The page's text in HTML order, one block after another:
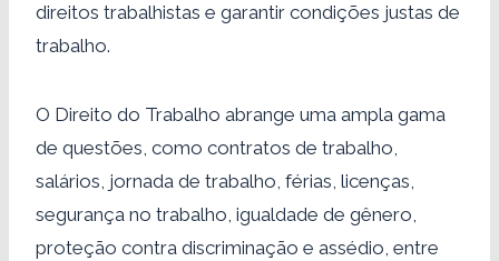
direitos trabalhistas e garantir condições justas de
trabalho.
O Direito do Trabalho abrange uma ampla gama
de questões, como contratos de trabalho,
salários, jornada de trabalho, férias, licenças,
segurança no trabalho, igualdade de gênero,
proteção contra discriminação e assédio, entre